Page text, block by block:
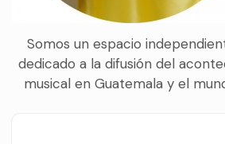
Somos un espacio
dedicado a la difusión del
musical en Guatemala y el